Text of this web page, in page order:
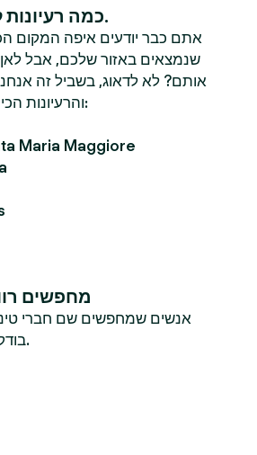
כמה רעיונות לדייטים בברגמו.
אתם כבר יודעים איפה המקום
שנמצאים באזור שלכם, אבל
אותם? לא לדאוג, בשביל זה
והרעיונות הכי טובים לדייטים בעיר:
Maria Maggiore
מחפשים
אנשים שמחפשים שם חברי
בודקים גם בערים האלה.